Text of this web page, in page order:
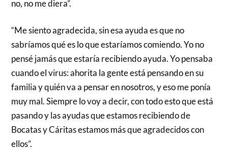
no, no me diera”.
“Me siento agradecida, sin esa ayuda es que no
sabríamos qué es lo que estaríamos comiendo. Yo no
pensé jamás que estaría recibiendo ayuda. Yo pensaba
cuando el virus: ahorita la gente está pensando en su
familia y quién va a pensar en nosotros, y eso me ponía
muy mal. Siempre lo voy a decir, con todo esto que está
pasando y las ayudas que estamos recibiendo de
Bocatas y Cáritas estamos más que agradecidos con
ellos”.